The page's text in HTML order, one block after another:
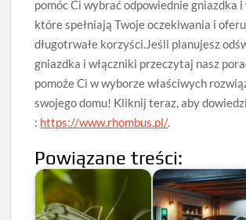
pomóc Ci wybrać odpowiednie gniazdka i
które spełniają Twoje oczekiwania i
długotrwałe korzyści.Jeśli planujesz
gniazdka i włączniki przeczytaj nasz
pomoże Ci w wyborze właściwych
swojego domu! Kliknij teraz, aby
: https://www.rhombus.pl/.
Powiązane treści: